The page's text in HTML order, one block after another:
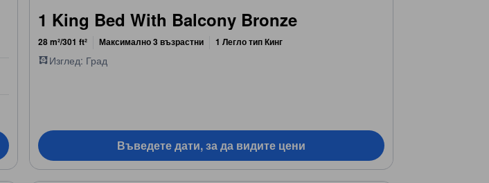
1 King Bed With Balcony Bronze
28 m²/301 ft² Максимално 3 възрастни 1 Легло тип Кинг
Изглед: Град
Въведете дати, за да видите цени